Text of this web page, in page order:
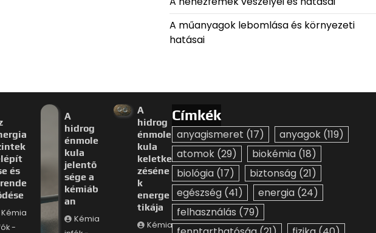
A műanyagok lebomlása és környezeti
hatásai
és
Kémia
-
A
hidrog
énmole
kula
jelentő
sége a
kémiáb
an
Kémia
A
hidrog
énmole
kula
keletke
zéséne
k
energe
tikája
Kémia
Címkék
anyagismeret (17) anyagok (119)
atomok (29) biokémia (18)
biológia (17) biztonság (21)
egészség (41) energia (24)
felhasználás (79)